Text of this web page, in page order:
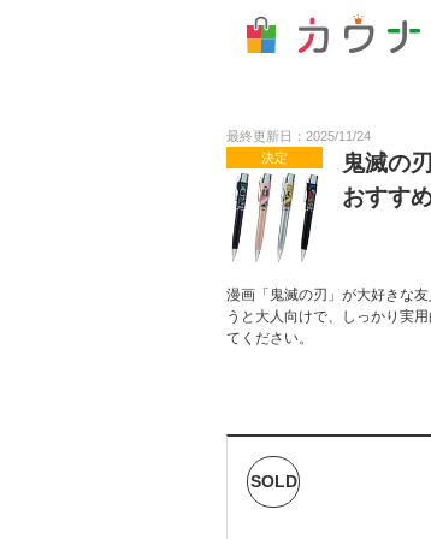
最終更新日：2025/11/24
決定
鬼滅の
おすす
漫画「鬼滅の刃」が大好きな
うと大人向けで、しっかり実
てください。
SOLD